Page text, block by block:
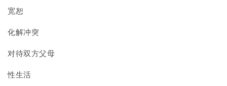
Book
宽恕
化解冲突
对待双方父母
性生活